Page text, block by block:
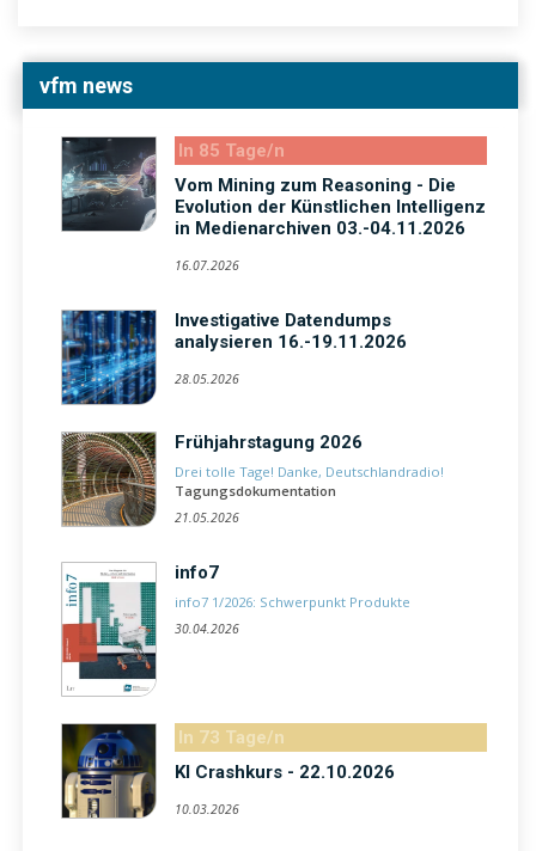
vfm news
In 85 Tage/n
Vom Mining zum Reasoning - Die
Evolution der Künstlichen Intelligenz
in Medienarchiven 03.-04.11.2026
16.07.2026
Investigative Datendumps
analysieren 16.-19.11.2026
28.05.2026
Frühjahrstagung 2026
Drei tolle Tage! Danke, Deutschlandradio!
Tagungsdokumentation
21.05.2026
info7
info7 1/2026: Schwerpunkt Produkte
30.04.2026
In 73 Tage/n
KI Crashkurs - 22.10.2026
10.03.2026